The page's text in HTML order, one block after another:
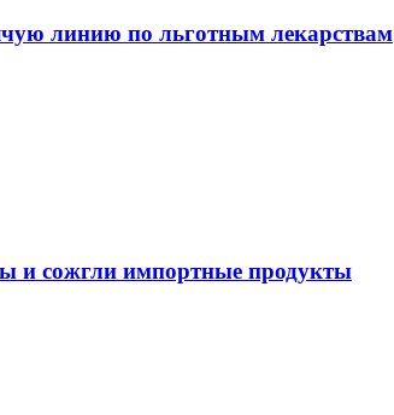
линию по льготным лекарствам
и сожгли импортные продукты